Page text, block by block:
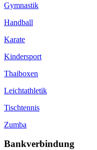
Gymnastik
Handball
Karate
Kindersport
Thaiboxen
Leichtathletik
Tischtennis
Zumba
Bankverbindung